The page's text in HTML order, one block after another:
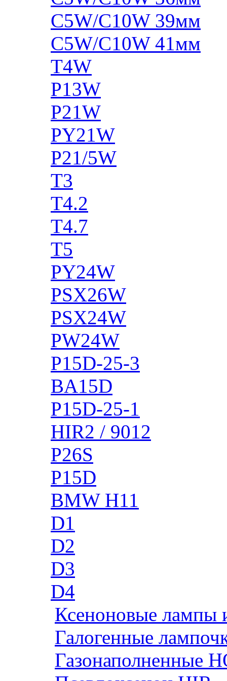
C5W/C10W 39мм
C5W/C10W 41мм
T4W
P13W
P21W
PY21W
P21/5W
T3
T4.2
T4.7
T5
PY24W
PSX26W
PSX24W
PW24W
P15D-25-3
BA15D
P15D-25-1
HIR2 / 9012
P26S
P15D
BMW H11
D1
D2
D3
D4
Ксеноновые лампы
Галогенные
Газонаполненные